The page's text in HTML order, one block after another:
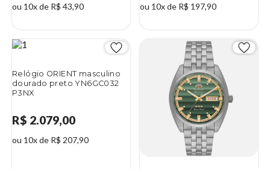
ou 10x de R$ 43,90 ou 10x de R$ 197,90
Relógio ORIENT masculino
dourado preto YN6GC032
P3NX
R$ 2.079,00
ou 10x de R$ 207,90